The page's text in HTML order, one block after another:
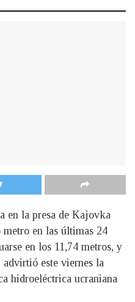
en la presa de Kajovka
metro en las últimas 24
en los 11,74 metros, y
advirtió este viernes la
hidroeléctrica ucraniana